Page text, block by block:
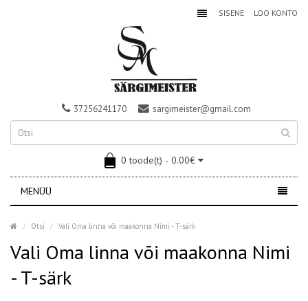
SISENE LOO KONTO
37256241170 sargimeister@gmail.com
0 toode(t) - 0.00€
MENÜÜ
Otsi Vali Oma linna või maakonna Nimi - T-särk
Vali Oma linna või maakonna Nimi
- T-särk